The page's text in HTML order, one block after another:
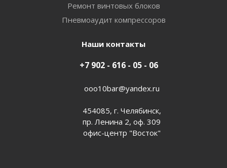
Ремонт винтовых блоков
Пневмоаудит компрессоров
Наши контакты
+7 902 - 616 - 05 - 06
ooo10bar@yandex.ru
454085, г. Челябинск,
пр. Ленина 2, оф. 309
офис-центр "Восток"